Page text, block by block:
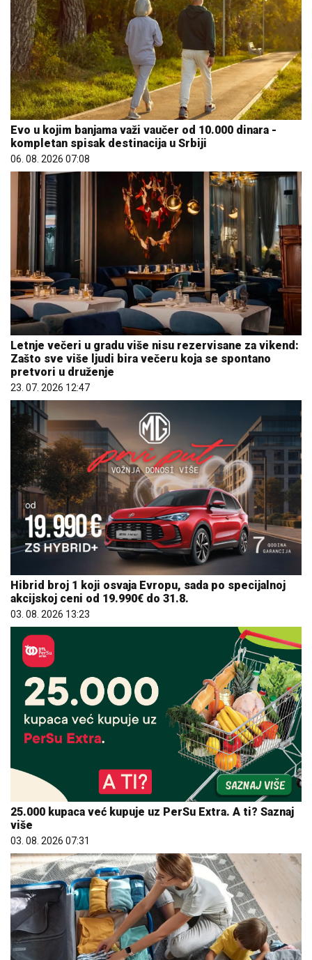
Evo u kojim banjama važi vaučer od 10.000 dinara -
kompletan spisak destinacija u Srbiji
06. 08. 2026 07:08
Letnje večeri u gradu više nisu rezervisane za vikend:
Zašto sve više ljudi bira večeru koja se spontano
pretvori u druženje
23. 07. 2026 12:47
Hibrid broj 1 koji osvaja Evropu, sada po specijalnoj
akcijskoj ceni od 19.990€ do 31.8.
03. 08. 2026 13:23
25.000 kupaca već kupuje uz PerSu Extra. A ti? Saznaj
više
03. 08. 2026 07:31